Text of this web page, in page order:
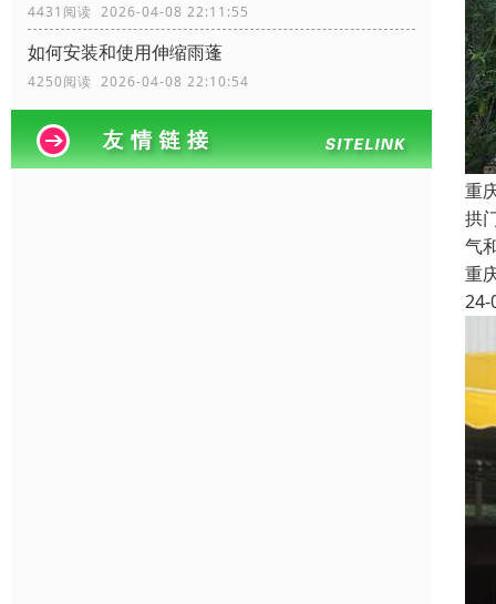
4431阅读 2026-04-08 22:11:55
如何安装和使用伸缩雨蓬
4250阅读 2026-04-08 22:10:54
重
拱
气
重
24-